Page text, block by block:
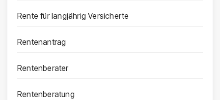
Rente für langjährig Versicherte
Rentenantrag
Rentenberater
Rentenberatung